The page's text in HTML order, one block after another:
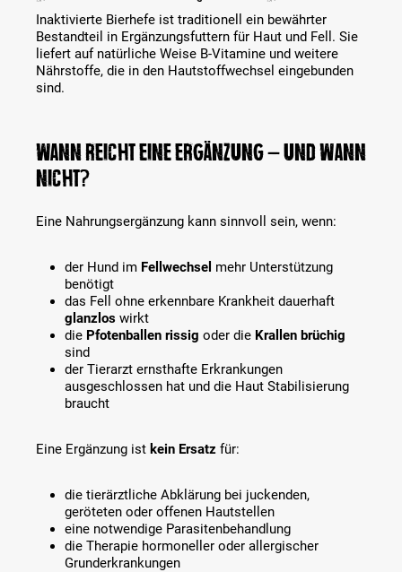
Inaktivierte Bierhefe ist traditionell ein bewährter
Bestandteil in Ergänzungsfuttern für Haut und Fell. Sie
liefert auf natürliche Weise B-Vitamine und weitere
Nährstoffe, die in den Hautstoffwechsel eingebunden
sind.
Wann reicht eine Ergänzung – und wann
nicht?
Eine Nahrungsergänzung kann sinnvoll sein, wenn:
der Hund im Fellwechsel mehr Unterstützung
benötigt
das Fell ohne erkennbare Krankheit dauerhaft
glanzlos wirkt
die Pfotenballen rissig oder die Krallen brüchig
sind
der Tierarzt ernsthafte Erkrankungen
ausgeschlossen hat und die Haut Stabilisierung
braucht
Eine Ergänzung ist kein Ersatz für:
die tierärztliche Abklärung bei juckenden,
geröteten oder offenen Hautstellen
eine notwendige Parasitenbehandlung
die Therapie hormoneller oder allergischer
Grunderkrankungen